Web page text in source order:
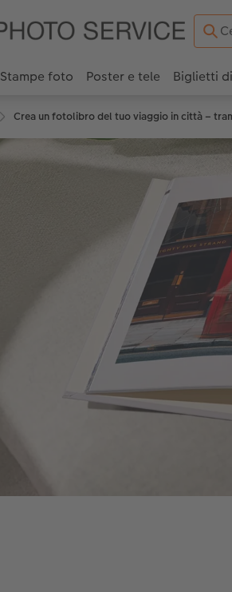
Stampe foto Poster e tele Biglietti
Crea un fotolibro del tuo viaggio in città –